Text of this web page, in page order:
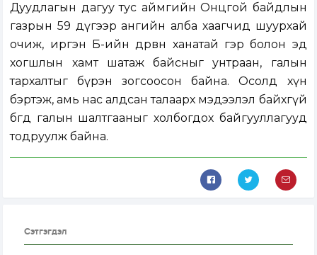
Дуудлагын дагуу тус аймгийн Онцгой байдлын
газрын 59 дүгээр ангийн алба хаагчид шуурхай
очиж, иргэн Б-ийн дөрвөн ханатай гэр болон эд
хогшлын хамт шатаж байсныг унтраан, галын
тархалтыг бүрэн зогсоосон байна. Осолд хүн
бэртэж, амь нас алдсан талаарх мэдээлэл байхгүй
бөгөөд галын шалтгааныг холбогдох байгууллагууд
тодруулж байна.
Сэтгэгдэл